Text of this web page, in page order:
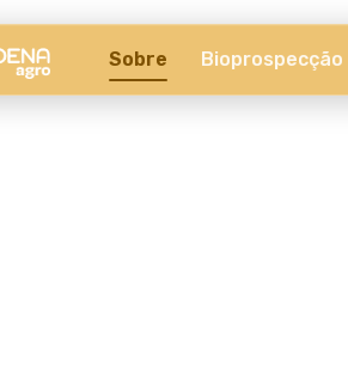
Sobre Bioprospecção